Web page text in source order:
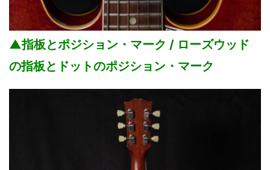
▲指板とポジション・マーク / ローズウッド
の指板とドットのポジション・マーク